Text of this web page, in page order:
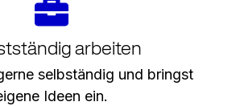
arbeiten
selbständig und bringst
Ideen ein.